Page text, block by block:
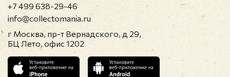
+7 499 638-29-46
info@collectomania.ru
г Москва, пр-т Вернадского, д 29,
БЦ Лето, офис 1202